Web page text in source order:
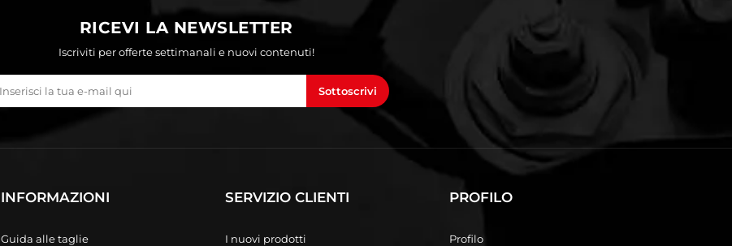
RICEVI LA NEWSLETTER
Iscriviti per offerte settimanali e nuovi contenuti!
Sottoscrivi
INFORMAZIONI
Guida alle taglie
SERVIZIO CLIENTI
I nuovi prodotti
PROFILO
Profilo